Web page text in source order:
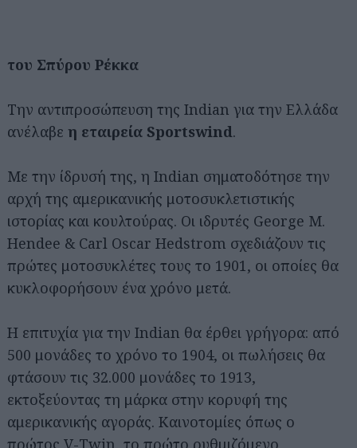
του Σπύρου Ρέκκα
Την αντιπροσώπευση της Indian για την Ελλάδα
ανέλαβε η εταιρεία Sportswind.
Με την ίδρυσή της, η Indian σηματοδότησε την
αρχή της αμερικανικής μοτοσυκλετιστικής
ιστορίας και κουλτούρας. Οι ιδρυτές George M.
Hendee & Carl Oscar Hedstrom σχεδιάζουν τις
πρώτες μοτοσυκλέτες τους το 1901, οι οποίες θα
κυκλοφορήσουν ένα χρόνο μετά.
Η επιτυχία για την Indian θα έρθει γρήγορα: από
500 μονάδες το χρόνο το 1904, οι πωλήσεις θα
φτάσουν τις 32.000 μονάδες το 1913,
εκτοξεύοντας τη μάρκα στην κορυφή της
αμερικανικής αγοράς. Καινοτομίες όπως ο
πρώτος V-Twin, το πρώτο ρυθμιζόμενο